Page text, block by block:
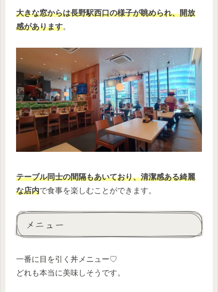
大きな窓からは長野駅西口の様子が眺められ、開放
感があります。
テーブル同士の間隔もあいており、清潔感ある綺麗
な店内で食事を楽しむことができます。
メニュー
一番に目を引く丼メニュー♡
どれも本当に美味しそうです。